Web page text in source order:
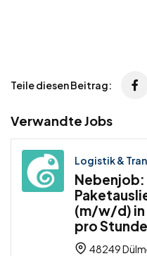
Teile diesen Beitrag:
Verwandte Jobs
Logistik &
Nebenjob:
(m/w/d) in
pro Stunde
48249